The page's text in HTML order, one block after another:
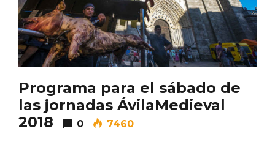
Programa para el sábado de
las jornadas ÁvilaMedieval
2018
0 7460